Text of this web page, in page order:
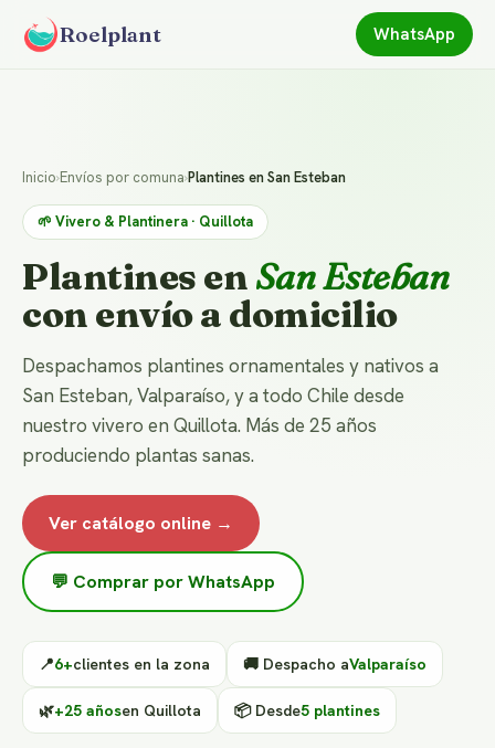
Roelplant WhatsApp
Inicio›Envíos por comuna›Plantines en San Esteban
🌱 Vivero & Plantinera · Quillota
Plantines en San Esteban
con envío a domicilio
Despachamos plantines ornamentales y nativos a
San Esteban, Valparaíso, y a todo Chile desde
nuestro vivero en Quillota. Más de 25 años
produciendo plantas sanas.
Ver catálogo online →
💬 Comprar por WhatsApp
📍6+clientes en la zona 🚚 Despacho aValparaíso
🌿+25 añosen Quillota 📦 Desde5 plantines